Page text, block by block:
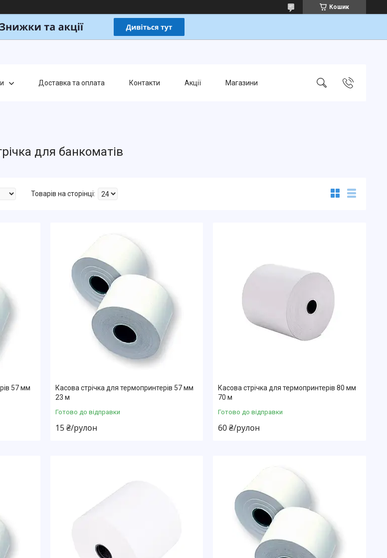
Кошик
Доставка та оплата Контакти Акції Магазини
для банкоматів
57 мм
Касова стрічка для термопринтерів 57 мм
23 м
Готово до відправки
15 ₴/рулон
Касова стрічка для термопринтерів 80 мм
70 м
Готово до відправки
60 ₴/рулон